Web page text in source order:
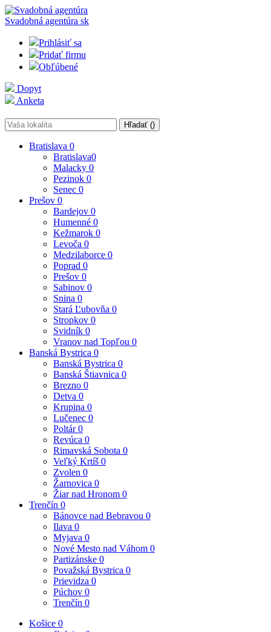
Svadobná agentúra sk
Prihlásiť sa
Pridať firmu
Obľúbené
Dopyt
Anketa
Hľadať ()
Bratislava 0
Bratislava0
Malacky 0
Pezinok 0
Senec 0
Prešov 0
Bardejov 0
Humenné 0
Kežmarok 0
Levoča 0
Medzilaborce 0
Poprad 0
Prešov 0
Sabinov 0
Snina 0
Stará Ľubovňa 0
Stropkov 0
Svidník 0
Vranov nad Topľou 0
Banská Bystrica 0
Banská Bystrica 0
Banská Štiavnica 0
Brezno 0
Detva 0
Krupina 0
Lučenec 0
Poltár0
Revúca 0
Rimavská Sobota 0
Veľký Krtíš 0
Zvolen 0
Žarnovica 0
Žiar nad Hronom 0
Trenčín 0
Bánovce nad Bebravou 0
Ilava 0
Myjava 0
Nové Mesto nad Váhom 0
Partizánske 0
Považská Bystrica 0
Prievidza 0
Púchov 0
Trenčín 0
Košice 0